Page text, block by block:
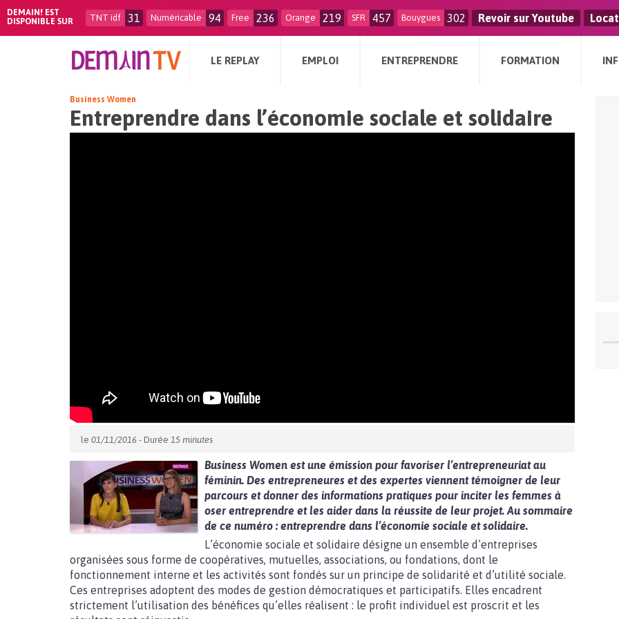
DEMAIN! EST
DISPONIBLE SUR
TNT idf 31 Numéricable 94 Free 236 Orange 219 SFR 457 Bouygues 302 Revoir sur Youtube
LE REPLAY EMPLOI ENTREPRENDRE FORMATION
Business Women
Entreprendre dans l’économie sociale et solidaire
le 01/11/2016 - Durée 15 minutes
Business Women est une émission pour favoriser l’entrepreneuriat au
féminin. Des entrepreneures et des expertes viennent témoigner de leur
parcours et donner des informations pratiques pour inciter les femmes à
oser entreprendre et les aider dans la réussite de leur projet. Au sommaire
de ce numéro : entreprendre dans l’économie sociale et solidaire.
L’économie sociale et solidaire désigne un ensemble d’entreprises
organisées sous forme de coopératives, mutuelles, associations, ou fondations, dont le
fonctionnement interne et les activités sont fondés sur un principe de solidarité et d’utilité sociale.
Ces entreprises adoptent des modes de gestion démocratiques et participatifs. Elles encadrent
strictement l’utilisation des bénéfices qu’elles réalisent : le profit individuel est proscrit et les